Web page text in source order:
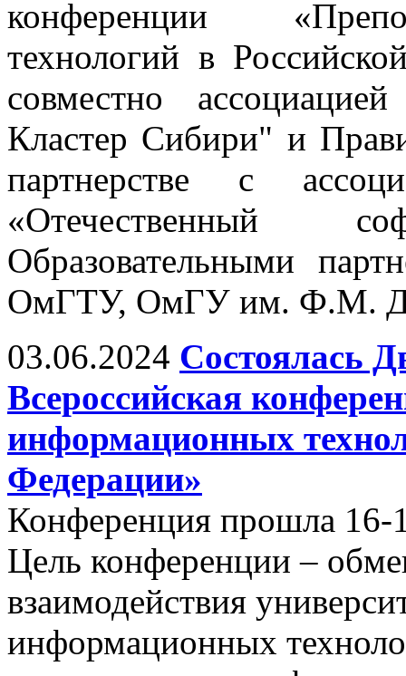
конференции
технологий в
совместно
Кластер Сибири" и
партнерстве с
«Отечественный
Образовательными
ОмГТУ, ОмГУ им. Ф.М.
03.06.2024 Состоялась
Всероссийская
информационных
Федерации»
Конференция прошла 16-
Цель конференции –
взаимодействия
информационных